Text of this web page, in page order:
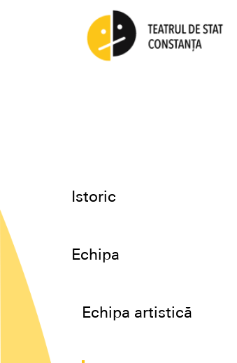
Istoric
Echipa
Echipa artistică